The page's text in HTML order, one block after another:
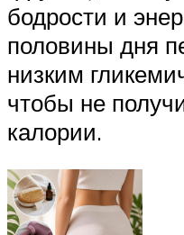
бодрости и
половины дня
низким
чтобы не
калории.